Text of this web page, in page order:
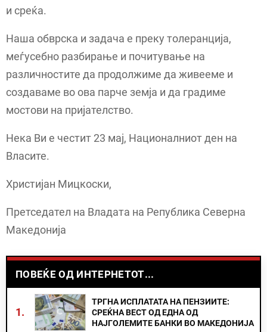
и среќа.
Наша обврска и задача е преку толеранција,
меѓусебно разбирање и почитување на
различностите да продолжиме да живееме и
создаваме во ова парче земја и да градиме
мостови на пријателство.
Нека Ви е честит 23 мај, Националниот ден на
Власите.
Христијан Мицкоски,
Претседател на Владата на Република Северна
Македонија
ПОВЕЌЕ ОД ИНТЕРНЕТОТ...
1.
ТРГНА ИСПЛАТАТА НА ПЕНЗИИТЕ:
СРЕЌНА ВЕСТ ОД ЕДНА ОД
НАЈГОЛЕМИТЕ БАНКИ ВО МАКЕДОНИЈА